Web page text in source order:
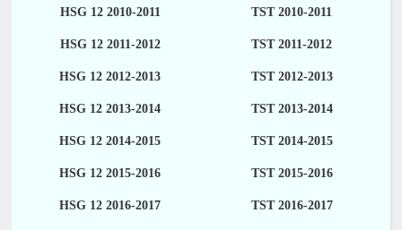
HSG 12 2010-2011 TST 2010-2011
HSG 12 2011-2012 TST 2011-2012
HSG 12 2012-2013 TST 2012-2013
HSG 12 2013-2014 TST 2013-2014
HSG 12 2014-2015 TST 2014-2015
HSG 12 2015-2016 TST 2015-2016
HSG 12 2016-2017 TST 2016-2017